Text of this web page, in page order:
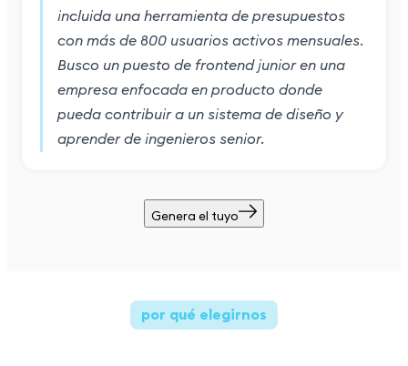
incluida una herramienta de presupuestos
con más de 800 usuarios activos mensuales.
Busco un puesto de frontend junior en una
empresa enfocada en producto donde
pueda contribuir a un sistema de diseño y
aprender de ingenieros senior.
Genera el tuyo
por qué elegirnos